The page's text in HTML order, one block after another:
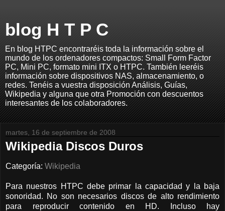
blog H T P C
En blog HTPC encontraréis toda la información sobre el
mundo de los ordenadores compactos: Small Form Factor
PC, Mini PC, formato mini ITX o HTPC. También leeréis
información sobre dispositivos NAS, almacenamiento, o
redes. Tenéis a vuestra disposición Análisis, Guías,
Wikipedia y alguna que otra Promoción con descuentos
interesantes de los colaboradores.
martes, 16 de septiembre de 2008
Wikipedia Discos Duros
Categoría: Wikipedia
Para nuestros HTPC debe primar la capacidad y la baja
sonoridad. No son necesarios discos de alto rendimiento
para reproducir contenido en HD. Incluso hay